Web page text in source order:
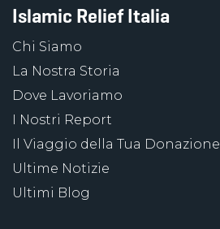
Islamic Relief Italia
Chi Siamo
La Nostra Storia
Dove Lavoriamo
I Nostri Report
Il Viaggio della Tua Donazione
Ultime Notizie
Ultimi Blog